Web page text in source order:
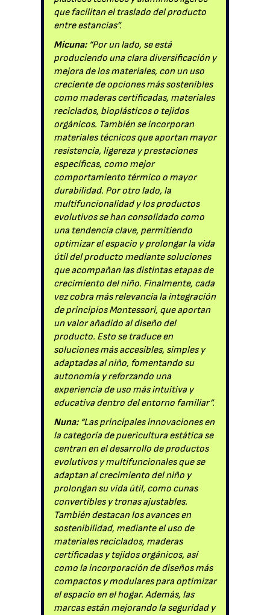
que facilitan el traslado del producto
entre estancias”.
Micuna: “Por un lado, se está
produciendo una clara diversificación y
mejora de los materiales, con un uso
creciente de opciones más sostenibles
como maderas certificadas, materiales
reciclados, bioplásticos o tejidos
orgánicos. También se incorporan
materiales técnicos que aportan mayor
resistencia, ligereza y prestaciones
específicas, como mejor
comportamiento térmico o mayor
durabilidad. Por otro lado, la
multifuncionalidad y los productos
evolutivos se han consolidado como
una tendencia clave, permitiendo
optimizar el espacio y prolongar la vida
útil del producto mediante soluciones
que acompañan las distintas etapas de
crecimiento del niño. Finalmente, cada
vez cobra más relevancia la integración
de principios Montessori, que aportan
un valor añadido al diseño del
producto. Esto se traduce en
soluciones más accesibles, simples y
adaptadas al niño, fomentando su
autonomía y reforzando una
experiencia de uso más intuitiva y
educativa dentro del entorno familiar”.
Nuna: “Las principales innovaciones en
la categoría de puericultura estática se
centran en el desarrollo de productos
evolutivos y multifuncionales que se
adaptan al crecimiento del niño y
prolongan su vida útil, como cunas
convertibles y tronas ajustables.
También destacan los avances en
sostenibilidad, mediante el uso de
materiales reciclados, maderas
certificadas y tejidos orgánicos, así
como la incorporación de diseños más
compactos y modulares para optimizar
el espacio en el hogar. Además, las
marcas están mejorando la seguridad y